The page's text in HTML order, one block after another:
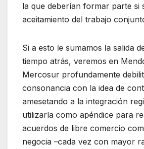
la que deberían formar parte si
aceitamiento del trabajo
Si a esto le sumamos la salida
tiempo atrás, veremos en
Mercosur profundamente
consonancia con la idea de
amesetando a la integración
utilizarla como apéndice para
acuerdos de libre comercio
negocia –cada vez con mayor